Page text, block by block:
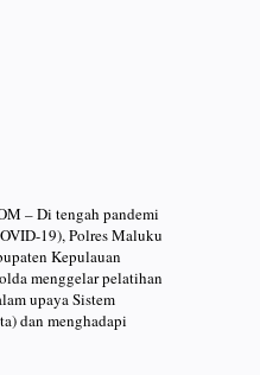
– Di tengah pandemi
19), Polres Maluku
Kepulauan
menggelar pelatihan
upaya Sistem
dan menghadapi